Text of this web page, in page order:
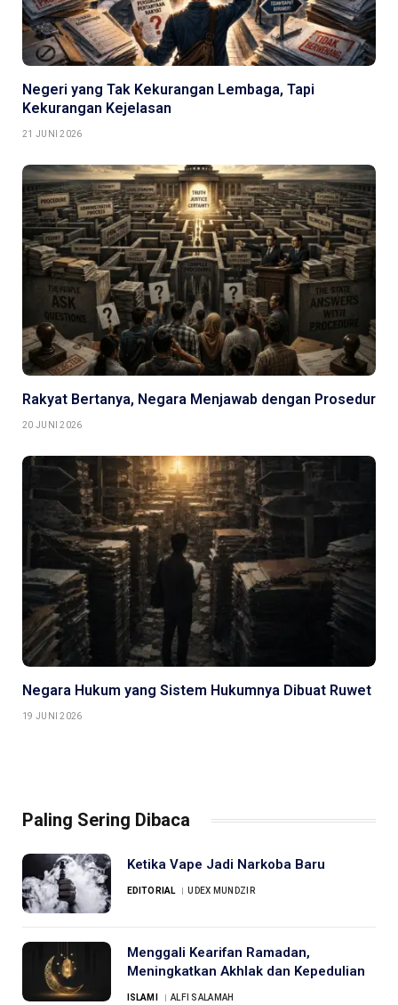
Negeri yang Tak Kekurangan Lembaga, Tapi
Kekurangan Kejelasan
21 JUNI 2026
Rakyat Bertanya, Negara Menjawab dengan Prosedur
20 JUNI 2026
Negara Hukum yang Sistem Hukumnya Dibuat Ruwet
19 JUNI 2026
Paling Sering Dibaca
Ketika Vape Jadi Narkoba Baru
EDITORIAL UDEX MUNDZIR
Menggali Kearifan Ramadan,
Meningkatkan Akhlak dan Kepedulian
ISLAMI ALFI SALAMAH